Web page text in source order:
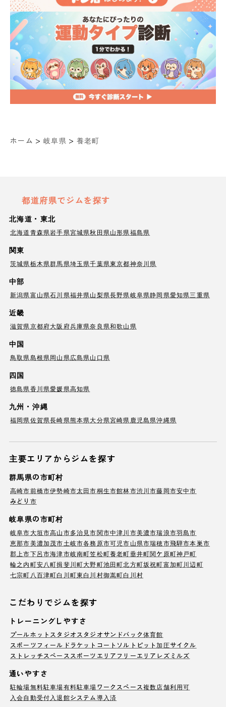
ホーム > 岐阜県 > 養老町
都道府県でジムを探す
北海道・東北
北海道青森県岩手県宮城県秋田県山形県福島県
関東
茨城県栃木県群馬県埼玉県千葉県東京都神奈川県
中部
新潟県富山県石川県福井県山梨県長野県岐阜県静岡県愛知県三重県
近畿
滋賀県京都府大阪府兵庫県奈良県和歌山県
中国
鳥取県島根県岡山県広島県山口県
四国
徳島県香川県愛媛県高知県
九州・沖縄
福岡県佐賀県長崎県熊本県大分県宮崎県 鹿児島県沖縄県
主要エリアからジムを探す
群馬県の市町村
高崎市前橋市伊勢崎市太田市桐生市館林市渋川市藤岡市安中市
みどり市
岐阜県の市町村
岐阜市大垣市高山市多治見市関市中津川市美濃市瑞浪市羽島市
恵那市美濃加茂市土岐市各務原市可児市山県市瑞穂市飛騨市本巣市
郡上市下呂市海津市岐南町笠松町養老町垂井町関ケ原町神戸町
輪之内町安八町揖斐川町大野町池田町北方町坂祝町富加町川辺町
七宗町 八百津町白川町東白川村御嵩町白川村
こだわりでジムを探す
トレーニングしやすさ
プールホットスタジオ スタジオサンドバック体育館
スポーツフィールド ラケットコート ソルトピット加圧サイクル
ストレッチスペース スポーツエリア フリーエリア レズミルズ
通いやすさ
駐輪場無料駐車場有料駐車場ワークスペース複数店舗利用可
入会自動受付 入退館システム導入済